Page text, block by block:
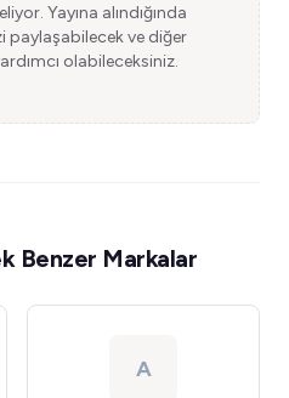
Yayına alındığında
paylaşabilecek ve diğer
olabileceksiniz.
Benzer Markalar
A